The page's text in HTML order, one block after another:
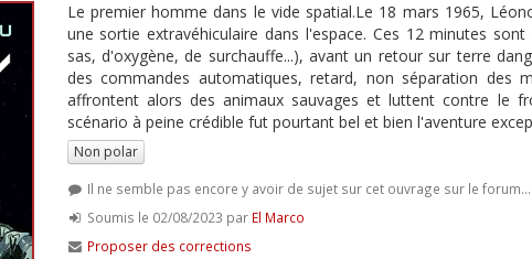
Le premier homme dans le vide spatial.Le 18 mars 1965,
une sortie extravéhiculaire dans l'espace. Ces 12 minutes
sas, d'oxygène, de surchauffe...), avant un retour sur terre
des commandes automatiques, retard, non séparation des
affrontent alors des animaux sauvages et luttent contre le
scénario à peine crédible fut pourtant bel et bien l'aventure
Non polar
Il ne semble pas encore y avoir de sujet sur cet ouvrage sur le forum...
Soumis le 02/08/2023 par El Marco
Proposer des corrections